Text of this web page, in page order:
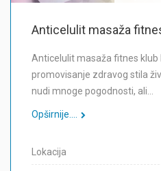
Anticelulit masaža
Anticelulit masaža fitnes klub
promovisanje zdravog stila
nudi mnoge pogodnosti, ali…
Opširnije....
Lokacija